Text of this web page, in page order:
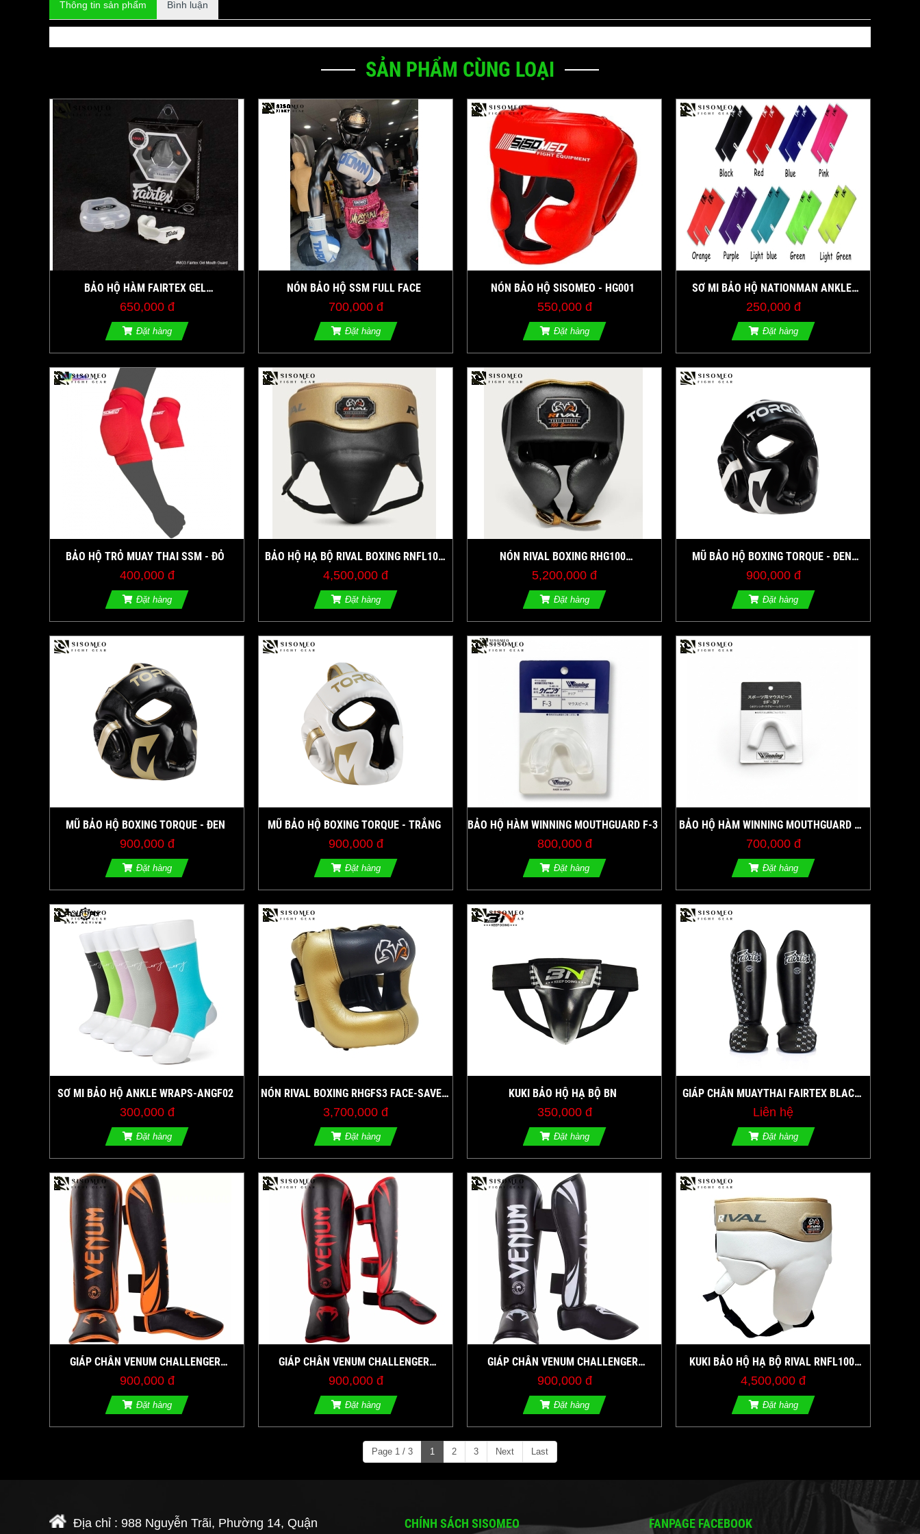
Thông tin sản phẩm Bình luận
SẢN PHẨM CÙNG LOẠI
BẢO HỘ HÀM FAIRTEX GEL
MOUTHGUARDS
650,000 đ
Đặt hàng
NÓN BẢO HỘ SSM FULL FACE
700,000 đ
Đặt hàng
NÓN BẢO HỘ SISOMEO - HG001
550,000 đ
Đặt hàng
SƠ MI BẢO HỘ NATIONMAN ANKLE
GUARD
250,000 đ
Đặt hàng
BẢO HỘ TRỎ MUAY THAI SSM - ĐỎ
400,000 đ
Đặt hàng
BẢO HỘ HẠ BỘ RIVAL BOXING RNFL100
PROFESSIONAL PROTECTOR WITH LACES
4,500,000 đ
Đặt hàng
NÓN RIVAL BOXING RHG100
PROFESSIONAL HEADGEAR
5,200,000 đ
Đặt hàng
MŨ BẢO HỘ BOXING TORQUE - ĐEN
TRẮNG
900,000 đ
Đặt hàng
MŨ BẢO HỘ BOXING TORQUE - ĐEN
900,000 đ
Đặt hàng
MŨ BẢO HỘ BOXING TORQUE - TRẮNG
900,000 đ
Đặt hàng
BẢO HỘ HÀM WINNING MOUTHGUARD F-3
800,000 đ
Đặt hàng
BẢO HỘ HÀM WINNING MOUTHGUARD F-
37
700,000 đ
Đặt hàng
SƠ MI BẢO HỘ ANKLE WRAPS-ANGF02
300,000 đ
Đặt hàng
NÓN RIVAL BOXING RHGFS3 FACE-SAVER
HEADGEAR
3,700,000 đ
Đặt hàng
KUKI BẢO HỘ HẠ BỘ BN
350,000 đ
Đặt hàng
GIÁP CHÂN MUAYTHAI FAIRTEX BLACK
SHIN PADS - ĐEN
Liên hệ
Đặt hàng
GIÁP CHÂN VENUM CHALLENGER
STANDUP SHIN GUARDS ĐEN/CAM
900,000 đ
Đặt hàng
GIÁP CHÂN VENUM CHALLENGER
STANDUP SHIN GUARDS ĐEN/ĐỎ
900,000 đ
Đặt hàng
GIÁP CHÂN VENUM CHALLENGER
STANDUP SHIN GUARDS - ĐEN/TRẮNG
900,000 đ
Đặt hàng
KUKI BẢO HỘ HẠ BỘ RIVAL RNFL100
PROFESSIONAL NO-FOUL PROTECTOR
4,500,000 đ
Đặt hàng
Page 1 / 3 1 2 3 Next Last
Địa chỉ : 988 Nguyễn Trãi, Phường 14, Quận CHÍNH SÁCH SISOMEO FANPAGE FACEBOOK